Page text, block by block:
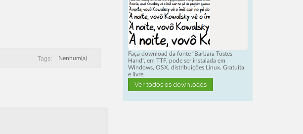
Tags: Nenhum(a)
Faça download da fonte "Barbara Tostes
Hand", em TTF, pode ser instalada em
Windows, OSX, distribuições Linux. Gratuita
e livre.
Ver todos os downloads